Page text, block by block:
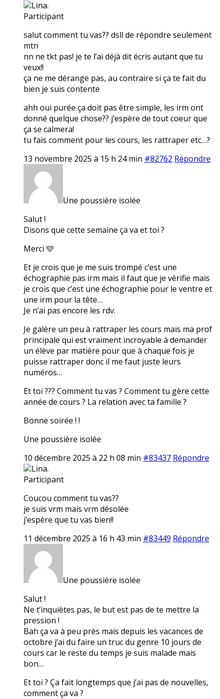
Lina.
Participant
salut comment tu vas?? dsll de répondre seulement
mtn
nn ne tkt pas! je te l’ai déjà dit écris autant que tu
veux!!
ça ne me dérange pas, au contraire si ça te fait du
bien je suis contente
ahh oui purée ça doit pas être simple, les irm ont
donné quelque chose?? j’espère de tout coeur que
ça se calmera!
tu fais comment pour les cours, les rattraper etc…?
13 novembre 2025 à 15 h 24 min #82762 Répondre
Une poussière isolée
Salut !
Disons que cette semaine ça va et toi ?
Merci 🩵
Et je crois que je me suis trompé c’est une
échographie pas irm mais il faut que je vérifie mais
je crois que c’est une échographie pour le ventre et
une irm pour la tête…
Je n’ai pas encore les rdv.
Je galère un peu à rattraper les cours mais ma prof
principale qui est vraiment incroyable à demander
un élève par matière pour que à chaque fois je
puisse rattraper donc il me faut juste leurs
numéros…
Et toi ??? Comment tu vas ? Comment tu gère cette
année de cours ? La relation avec ta famille ?
Bonne soirée ! !
Une poussière isolée
10 décembre 2025 à 22 h 08 min #83437 Répondre
Lina.
Participant
Coucou comment tu vas??
je suis vrm mais vrm désolée
j’espère que tu vas bien!!
11 décembre 2025 à 16 h 43 min #83449 Répondre
Une poussière isolée
Salut !
Ne t’inquiètes pas, le but est pas de te mettre la
pression !
Bah ça va à peu près mais depuis les vacances de
octobre j’ai du faire un truc du genre 10 jours de
cours car le reste du temps je suis malade mais
bon…
Et toi ? Ça fait longtemps que j’ai pas de nouvelles,
comment ça va ?